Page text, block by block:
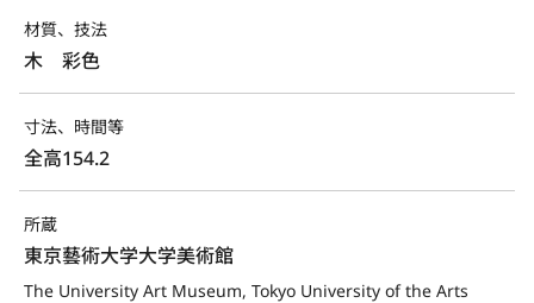
材質、技法
木　彩色
寸法、時間等
全高154.2
所蔵
東京藝術大学大学美術館
The University Art Museum, Tokyo University of the Arts